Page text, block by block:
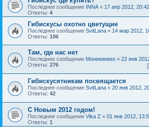
Последнее сообщение INNA « 17 апр 2012, 20:42
Ответы: 4
Гибискусы охотно цветущие
Последнее сообщение SvitLana « 14 мар 2012,
Ответы: 106
Там, где нас нет
Последнее сообщение Монекинеко « 22 янв
Ответы: 276
Гибискусятникам посвящается
Последнее сообщение SvitLana « 20 янв 2012,
Ответы: 42
С Новым 2012 годом!
Последнее сообщение Vika Z « 01 янв 2012,
Ответы: 1